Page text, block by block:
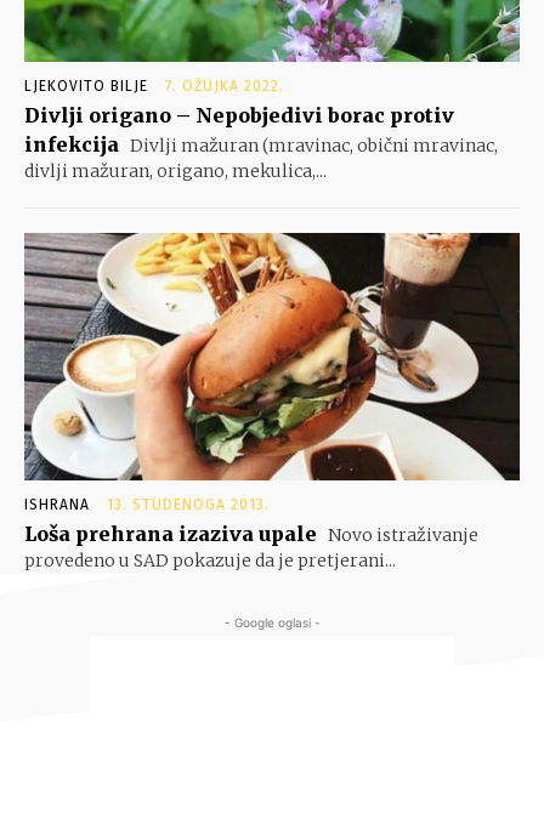
LJEKOVITO BILJE 7. OŽUJKA 2022.
Divlji origano – Nepobjedivi borac protiv
infekcija Divlji mažuran (mravinac, obični mravinac,
divlji mažuran, origano, mekulica,...
ISHRANA 13. STUDENOGA 2013.
Loša prehrana izaziva upale Novo istraživanje
provedeno u SAD pokazuje da je pretjerani...
- Google oglasi -